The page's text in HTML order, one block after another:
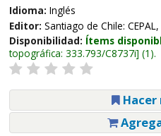
Idioma: Inglés
Editor: Santiago de Chile:
Disponibilidad: Ítems
topográfica: 333.793/C8737i (1).
Hacer